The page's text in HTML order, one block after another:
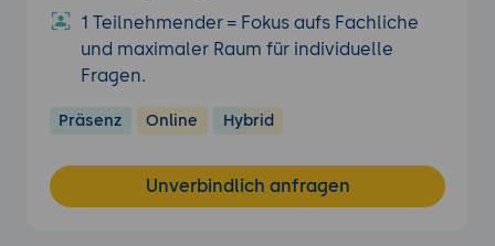
1 Teilnehmender = Fokus aufs Fachliche
und maximaler Raum für individuelle
Fragen.
Präsenz Online Hybrid
Unverbindlich anfragen